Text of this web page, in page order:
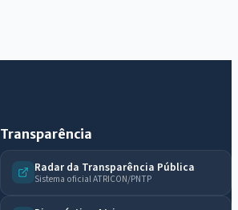
Transparência
Radar da Transparência Pública
Sistema oficial ATRICON/PNTP